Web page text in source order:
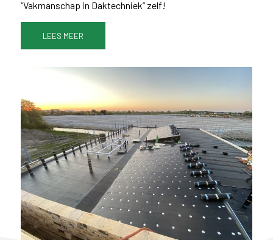
“Vakmanschap in Daktechniek” zelf!
LEES MEER